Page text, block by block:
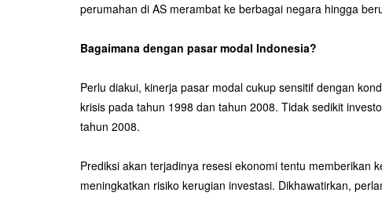
perumahan di AS merambat ke berbagai negara hingga
Bagaimana dengan pasar modal Indonesia?
Perlu diakui, kinerja pasar modal cukup sensitif dengan
krisis pada tahun 1998 dan tahun 2008. Tidak sedikit
tahun 2008.
Prediksi akan terjadinya resesi ekonomi tentu memberikan
meningkatkan risiko kerugian investasi. Dikhawatirkan,